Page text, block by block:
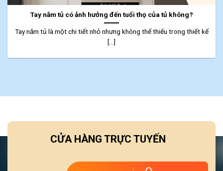
Tay nắm tủ có ảnh hưởng đến tuổi thọ của tủ không?
Tay nắm tủ là một chi tiết nhỏ nhưng không thể thiếu trong thiết kế
[...]
CỬA HÀNG TRỰC TUYẾN